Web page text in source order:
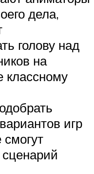
дела,
голову над
на
классному
игр
смогут